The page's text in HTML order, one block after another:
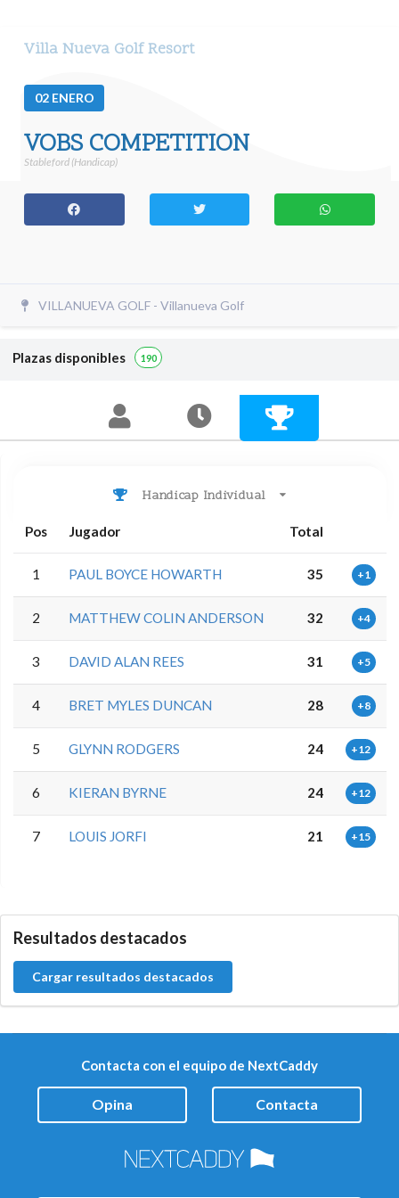
Villa Nueva Golf Resort
02 ENERO
VOBS COMPETITION
Stableford (Handicap)
VILLANUEVA GOLF - Villanueva Golf
Plazas disponibles 190
Handicap Individual
Pos Jugador Total
1 PAUL BOYCE HOWARTH 35 +1
2 MATTHEW COLIN ANDERSON 32 +4
3 DAVID ALAN REES 31 +5
4 BRET MYLES DUNCAN 28 +8
5 GLYNN RODGERS 24 +12
6 KIERAN BYRNE 24 +12
7 LOUIS JORFI 21 +15
Resultados destacados
Cargar resultados destacados
Contacta con el equipo de NextCaddy
Opina Contacta